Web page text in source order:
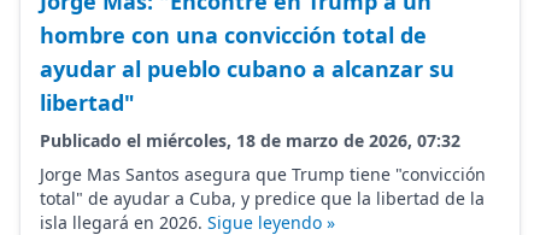
hombre con una convicción total de
ayudar al pueblo cubano a alcanzar su
libertad"
Publicado el miércoles, 18 de marzo de 2026, 07:32
Jorge Mas Santos asegura que Trump tiene "convicción
total" de ayudar a Cuba, y predice que la libertad de la
isla llegará en 2026. Sigue leyendo »